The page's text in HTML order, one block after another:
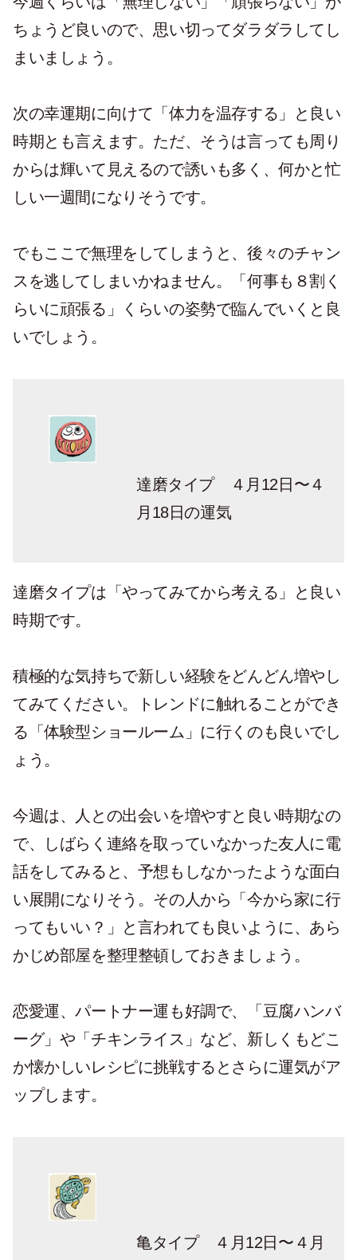
ちょうど良いので、思い切ってダラダラしてし
まいましょう。
次の幸運期に向けて「体力を温存する」と良い
時期とも言えます。ただ、そうは言っても周り
からは輝いて見えるので誘いも多く、何かと忙
しい一週間になりそうです。
でもここで無理をしてしまうと、後々のチャン
スを逃してしまいかねません。「何事も８割く
らいに頑張る」くらいの姿勢で臨んでいくと良
いでしょう。
達磨タイプ ４月12日〜４
月18日の運気
達磨タイプは「やってみてから考える」と良い
時期です。
積極的な気持ちで新しい経験をどんどん増やし
てみてください。トレンドに触れることができ
る「体験型ショールーム」に行くのも良いでし
ょう。
今週は、人との出会いを増やすと良い時期なの
で、しばらく連絡を取っていなかった友人に電
話をしてみると、予想もしなかったような面白
い展開になりそう。その人から「今から家に行
ってもいい？」と言われても良いように、あら
かじめ部屋を整理整頓しておきましょう。
恋愛運、パートナー運も好調で、「豆腐ハンバ
ーグ」や「チキンライス」など、新しくもどこ
か懐かしいレシピに挑戦するとさらに運気がア
ップします。
亀タイプ ４月12日〜４月